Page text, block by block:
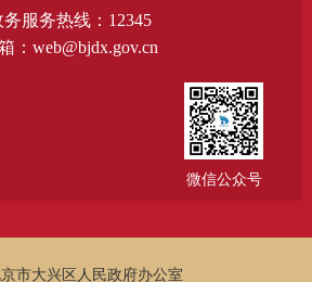
务服务热线：12345
：web@bjdx.gov.cn
微信公众号
市大兴区人民政府办公室